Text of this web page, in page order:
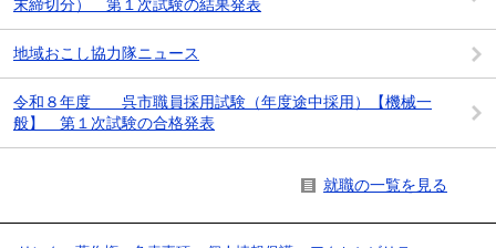
末締切分） 第１次試験の結果発表
地域おこし協力隊ニュース
令和８年度 呉市職員採用試験（年度途中採用）【機械一
般】 第１次試験の合格発表
就職の一覧を見る